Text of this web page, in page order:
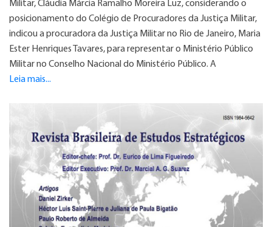
Militar, Cláudia Márcia Ramalho Moreira Luz, considerando o
posicionamento do Colégio de Procuradores da Justiça Militar,
indicou a procuradora da Justiça Militar no Rio de Janeiro, Maria
Ester Henriques Tavares, para representar o Ministério Público
Militar no Conselho Nacional do Ministério Público. A
Leia mais...